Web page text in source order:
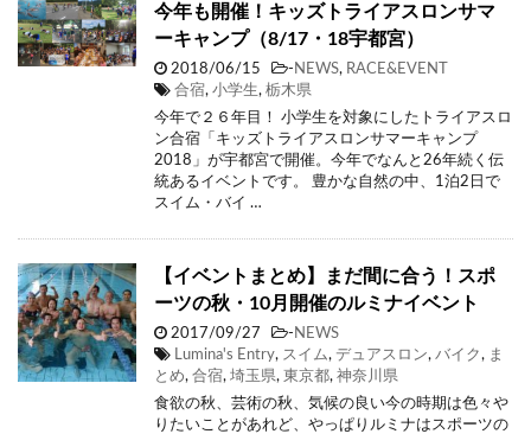
今年も開催！キッズトライアスロンサマ
ーキャンプ（8/17・18宇都宮）
2018/06/15 - NEWS, RACE&EVENT
合宿, 小学生, 栃木県
今年で２６年目！ 小学生を対象にしたトライアスロ
ン合宿「キッズトライアスロンサマーキャンプ
2018」が宇都宮で開催。今年でなんと26年続く伝
統あるイベントです。 豊かな自然の中、1泊2日で
スイム・バイ …
【イベントまとめ】まだ間に合う！スポ
ーツの秋・10月開催のルミナイベント
2017/09/27 - NEWS
Lumina's Entry, スイム, デュアスロン, バイク, ま
とめ, 合宿, 埼玉県, 東京都, 神奈川県
食欲の秋、芸術の秋、気候の良い今の時期は色々や
りたいことがあれど、やっぱりルミナはスポーツの